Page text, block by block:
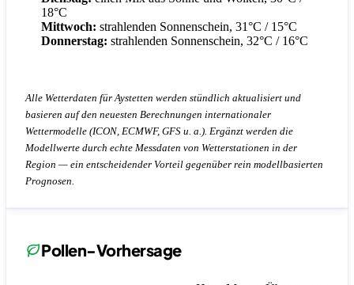
18°C
Mittwoch: strahlenden Sonnenschein, 31°C / 15°C
Donnerstag: strahlenden Sonnenschein, 32°C / 16°C
Alle Wetterdaten für Aystetten werden stündlich aktualisiert und
basieren auf den neuesten Berechnungen internationaler
Wettermodelle (ICON, ECMWF, GFS u. a.). Ergänzt werden die
Modellwerte durch echte Messdaten von Wetterstationen in der
Region — ein entscheidender Vorteil gegenüber rein modellbasierten
Prognosen.
Pollen-Vorhersage